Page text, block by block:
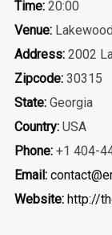
Time:20:00
Venue:
Address:2002
Zipcode:30315
State:Georgia
Country:USA
Phone:+1 404-
Email:
Website: http://